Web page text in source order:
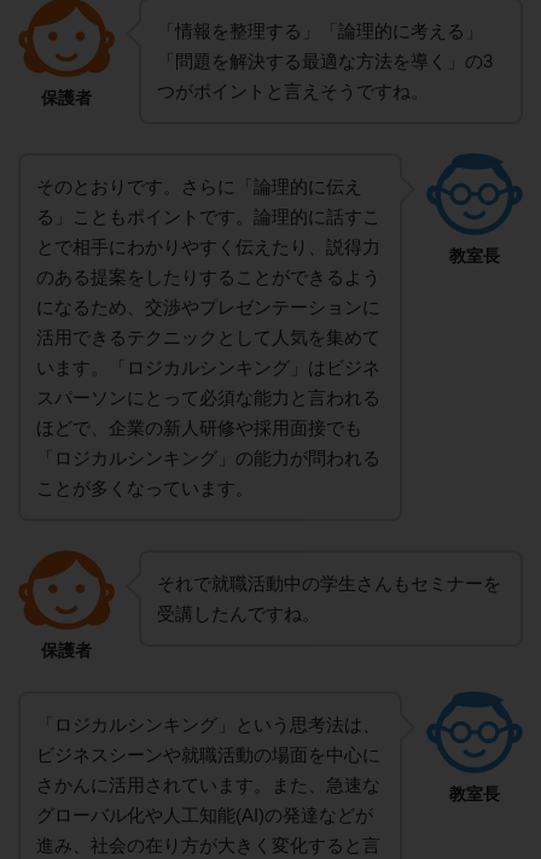
保護者
「情報を整理する」「論理的に考える」
「問題を解決する最適な方法を導く」の3
つがポイントと言えそうですね。
教室長
そのとおりです。さらに「論理的に伝え
る」こともポイントです。論理的に話すこ
とで相手にわかりやすく伝えたり、説得力
のある提案をしたりすることができるよう
になるため、交渉やプレゼンテーションに
活用できるテクニックとして人気を集めて
います。「ロジカルシンキング」はビジネ
スパーソンにとって必須な能力と言われる
ほどで、企業の新人研修や採用面接でも
「ロジカルシンキング」の能力が問われる
ことが多くなっています。
保護者
それで就職活動中の学生さんもセミナーを
受講したんですね。
教室長
「ロジカルシンキング」という思考法は、
ビジネスシーンや就職活動の場面を中心に
さかんに活用されています。また、急速な
グローバル化や人工知能(AI)の発達などが
進み、社会の在り方が大きく変化すると言